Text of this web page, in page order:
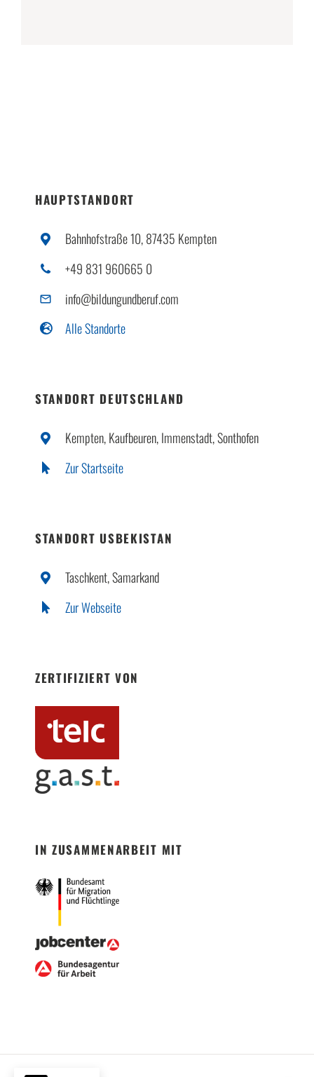
HAUPTSTANDORT
Bahnhofstraße 10, 87435 Kempten
+49 831 960665 0
info@bildungundberuf.com
Alle Standorte
STANDORT DEUTSCHLAND
Kempten, Kaufbeuren, Immenstadt, Sonthofen
Zur Startseite
STANDORT USBEKISTAN
Taschkent, Samarkand
Zur Webseite
ZERTIFIZIERT VON
IN ZUSAMMENARBEIT MIT